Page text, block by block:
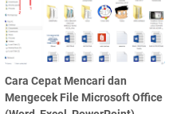
Cara Cepat Mencari dan
Mengecek File Microsoft Office